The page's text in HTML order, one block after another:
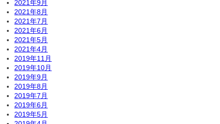
2021年9月
2021年8月
2021年7月
2021年6月
2021年5月
2021年4月
2019年11月
2019年10月
2019年9月
2019年8月
2019年7月
2019年6月
2019年5月